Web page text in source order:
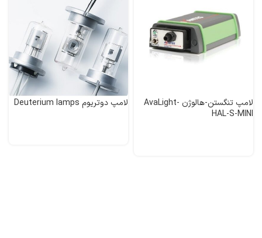
لامپ تنگستن-هالوژن AvaLight-
HAL-S-MINI
لامپ دوتریوم Deuterium lamps